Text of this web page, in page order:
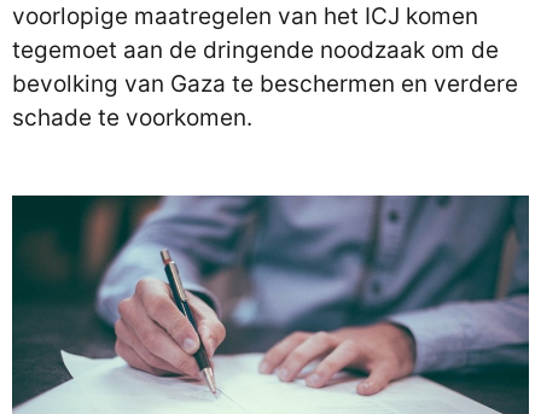
voorlopige maatregelen van het ICJ komen
tegemoet aan de dringende noodzaak om de
bevolking van Gaza te beschermen en verdere
schade te voorkomen.